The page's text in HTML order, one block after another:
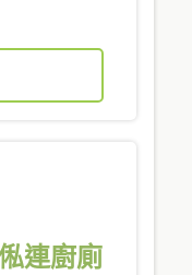
連廚廁